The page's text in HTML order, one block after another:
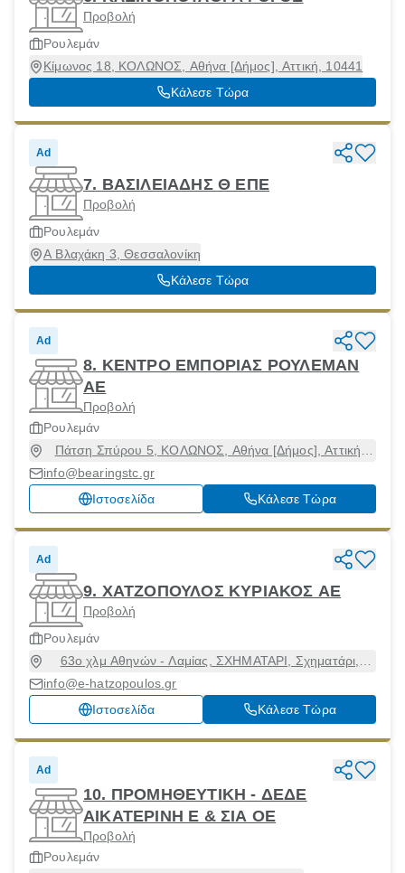
Προβολή
Ρουλεμάν
Κίμωνος 18, ΚΟΛΩΝΟΣ, Αθήνα [Δήμος], Αττική, 10441
Κάλεσε Τώρα
Ad
7. ΒΑΣΙΛΕΙΑΔΗΣ Θ ΕΠΕ
Προβολή
Ρουλεμάν
Α Βλαχάκη 3, Θεσσαλονίκη
Κάλεσε Τώρα
Ad
8. ΚΕΝΤΡΟ ΕΜΠΟΡΙΑΣ ΡΟΥΛΕΜΑΝ
ΑΕ
Προβολή
Ρουλεμάν
Πάτση Σπύρου 5, ΚΟΛΩΝΟΣ, Αθήνα [Δήμος], Αττική,
info@bearingstc.gr
Ιστοσελίδα
Κάλεσε Τώρα
Ad
9. ΧΑΤΖΟΠΟΥΛΟΣ ΚΥΡΙΑΚΟΣ ΑΕ
Προβολή
Ρουλεμάν
63ο χλμ Αθηνών - Λαμίας, ΣΧΗΜΑΤΑΡΙ, Σχηματάρι,
Βοιωτία, 32009
info@e-hatzopoulos.gr
Ιστοσελίδα
Κάλεσε Τώρα
Ad
10. ΠΡΟΜΗΘΕΥΤΙΚΗ - ΔΕΔΕ
ΑΙΚΑΤΕΡΙΝΗ Ε & ΣΙΑ ΟΕ
Προβολή
Ρουλεμάν